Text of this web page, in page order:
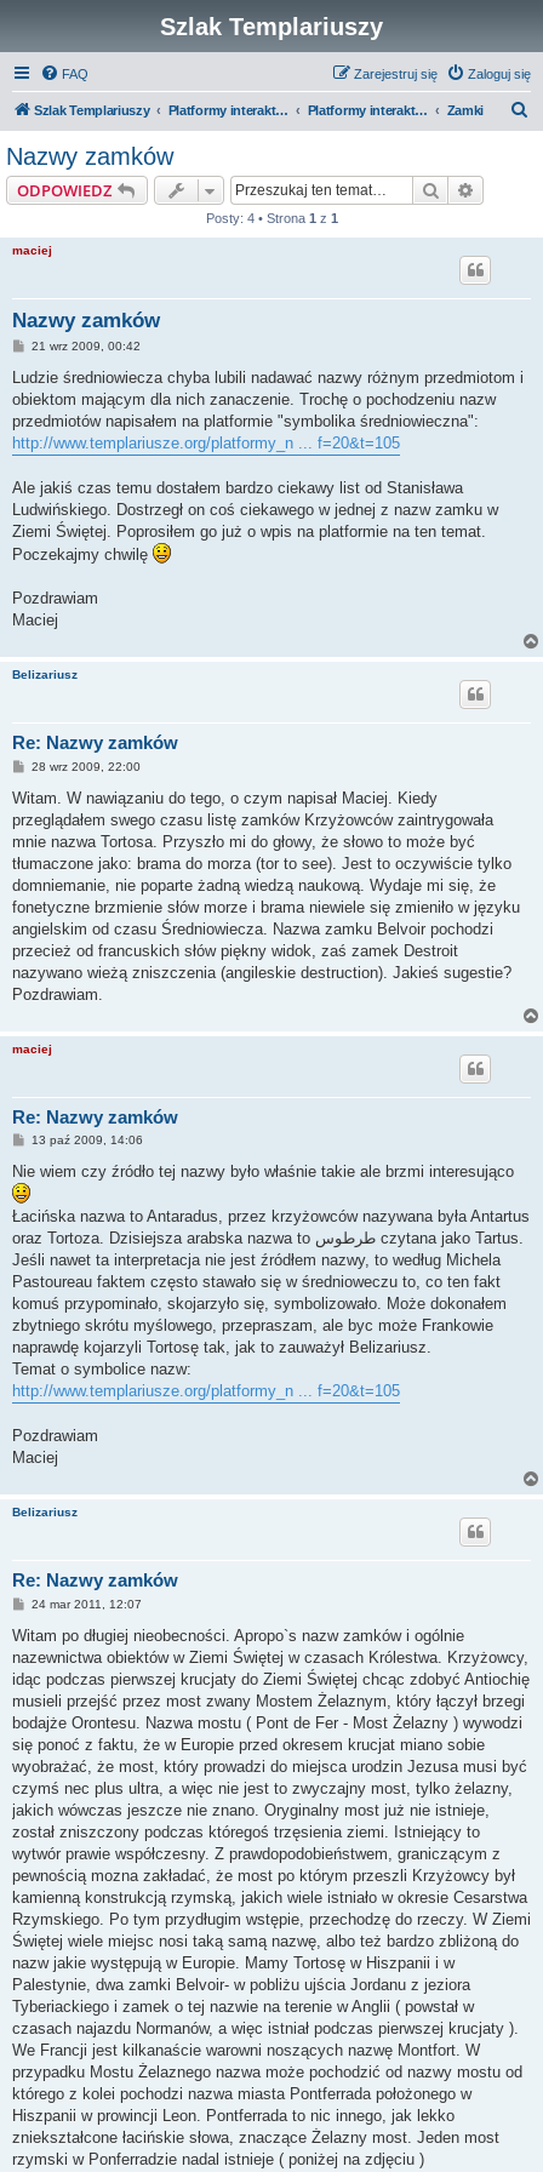
Szlak Templariuszy
FAQ Zaloguj się
Zarejestruj się
Szlak Templariuszy Platformy interaktywne Szlaku Templariuszy Platformy interaktywne - Zakon Templariuszy Zamki
Nazwy zamków
ODPOWIEDZ Szukaj
Posty: 4 • Strona 1 z 1
maciej
Nazwy zamków
P
s
21 wrz 2009, 00:42
Ludzie średniowiecza chyba lubili nadawać nazwy różnym przedmiotom i
obiektom mającym dla nich zanaczenie. Trochę o pochodzeniu nazw
przedmiotów napisałem na platformie "symbolika średniowieczna":
http://www.templariusze.org/platformy_n ... f=20&t=105
Ale jakiś czas temu dostałem bardzo ciekawy list od Stanisława
Ludwińskiego. Dostrzegł on coś ciekawego w jednej z nazw zamku w
Ziemi Świętej. Poprosiłem go już o wpis na platformie na ten temat.
Poczekajmy chwilę
Pozdrawiam
Maciej
Belizariusz
Re: Nazwy zamków
P
s
28 wrz 2009, 22:00
Witam. W nawiązaniu do tego, o czym napisał Maciej. Kiedy
przeglądałem swego czasu listę zamków Krzyżowców zaintrygowała
mnie nazwa Tortosa. Przyszło mi do głowy, że słowo to może być
tłumaczone jako: brama do morza (tor to see). Jest to oczywiście tylko
domniemanie, nie poparte żadną wiedzą naukową. Wydaje mi się, że
fonetyczne brzmienie słów morze i brama niewiele się zmieniło w języku
angielskim od czasu Średniowiecza. Nazwa zamku Belvoir pochodzi
przecież od francuskich słów piękny widok, zaś zamek Destroit
nazywano wieżą zniszczenia (angileskie destruction). Jakieś sugestie?
Pozdrawiam.
maciej
Re: Nazwy zamków
P
s
t
13 paź 2009, 14:06
Nie wiem czy źródło tej nazwy było właśnie takie ale brzmi interesująco
Łacińska nazwa to Antaradus, przez krzyżowców nazywana była Antartus
oraz Tortoza. Dzisiejsza arabska nazwa to طرطوس czytana jako Tartus.
Jeśli nawet ta interpretacja nie jest źródłem nazwy, to według Michela
Pastoureau faktem często stawało się w średnioweczu to, co ten fakt
komuś przypominało, skojarzyło się, symbolizowało. Może dokonałem
zbytniego skrótu myślowego, przepraszam, ale byc może Frankowie
naprawdę kojarzyli Tortosę tak, jak to zauważył Belizariusz.
Temat o symbolice nazw:
http://www.templariusze.org/platformy_n ... f=20&t=105
Pozdrawiam
Maciej
Belizariusz
Re: Nazwy zamków
P
s
24 mar 2011, 12:07
Witam po długiej nieobecności. Apropo`s nazw zamków i ogólnie
nazewnictwa obiektów w Ziemi Świętej w czasach Królestwa. Krzyżowcy,
idąc podczas pierwszej krucjaty do Ziemi Świętej chcąc zdobyć Antiochię
musieli przejść przez most zwany Mostem Żelaznym, który łączył brzegi
bodajże Orontesu. Nazwa mostu ( Pont de Fer - Most Żelazny ) wywodzi
się ponoć z faktu, że w Europie przed okresem krucjat miano sobie
wyobrażać, że most, który prowadzi do miejsca urodzin Jezusa musi być
czymś nec plus ultra, a więc nie jest to zwyczajny most, tylko żelazny,
jakich wówczas jeszcze nie znano. Oryginalny most już nie istnieje,
został zniszczony podczas któregoś trzęsienia ziemi. Istniejący to
wytwór prawie współczesny. Z prawdopodobieństwem, graniczącym z
pewnością mozna zakładać, że most po którym przeszli Krzyżowcy był
kamienną konstrukcją rzymską, jakich wiele istniało w okresie Cesarstwa
Rzymskiego. Po tym przydługim wstępie, przechodzę do rzeczy. W Ziemi
Świętej wiele miejsc nosi taką samą nazwę, albo też bardzo zbliżoną do
nazw jakie występują w Europie. Mamy Tortosę w Hiszpanii i w
Palestynie, dwa zamki Belvoir- w pobliżu ujścia Jordanu z jeziora
Tyberiackiego i zamek o tej nazwie na terenie w Anglii ( powstał w
czasach najazdu Normanów, a więc istniał podczas pierwszej krucjaty ).
We Francji jest kilkanaście warowni noszących nazwę Montfort. W
przypadku Mostu Żelaznego nazwa może pochodzić od nazwy mostu od
którego z kolei pochodzi nazwa miasta Pontferrada położonego w
Hiszpanii w prowincji Leon. Pontferrada to nic innego, jak lekko
zniekształcone łacińskie słowa, znaczące Żelazny most. Jeden most
rzymski w Ponferradzie nadal istnieje ( poniżej na zdjęciu )